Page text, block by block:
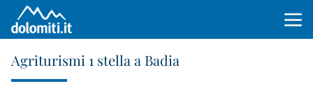
Agriturismi 1 stella a Badia